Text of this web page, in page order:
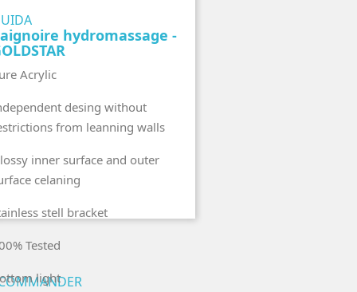
hydromassage -
Acrylic
desing without
from leanning walls
inner surface and outer
celaning
stell bracket
Tested
light